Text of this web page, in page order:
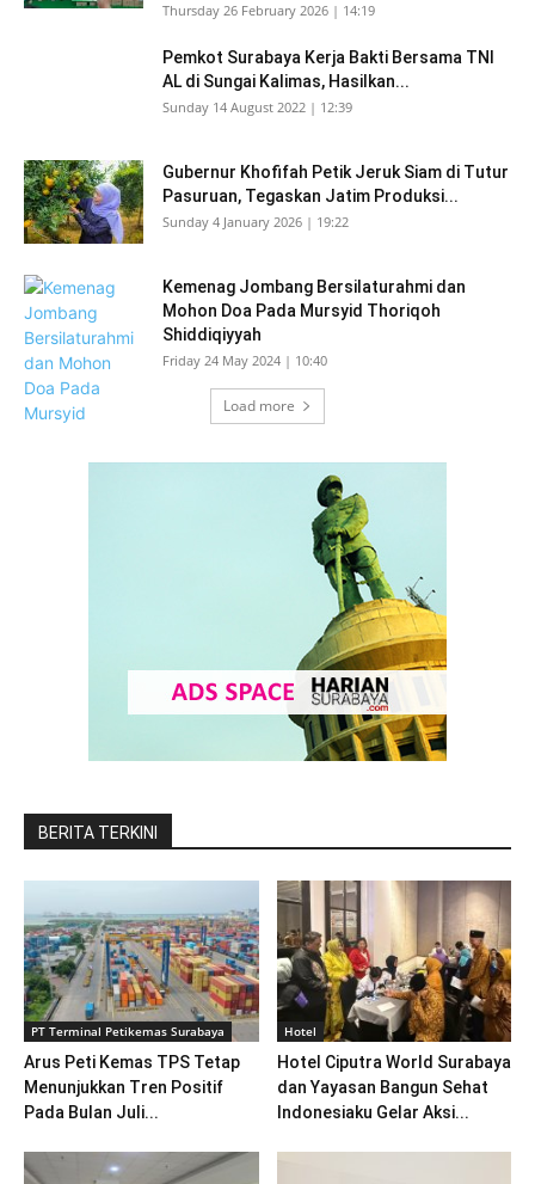
Thursday 26 February 2026 | 14:19
Pemkot Surabaya Kerja Bakti Bersama TNI
AL di Sungai Kalimas, Hasilkan...
Sunday 14 August 2022 | 12:39
Gubernur Khofifah Petik Jeruk Siam di Tutur
Pasuruan, Tegaskan Jatim Produksi...
Sunday 4 January 2026 | 19:22
Kemenag Jombang Bersilaturahmi dan
Mohon Doa Pada Mursyid Thoriqoh
Shiddiqiyyah
Friday 24 May 2024 | 10:40
Load more
BERITA TERKINI
PT Terminal Petikemas Surabaya
Arus Peti Kemas TPS Tetap
Menunjukkan Tren Positif
Pada Bulan Juli...
Hotel
Hotel Ciputra World Surabaya
dan Yayasan Bangun Sehat
Indonesiaku Gelar Aksi...